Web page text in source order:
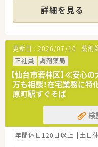
■若いドクターと共
良好な関係性を築き
す。
■年平均5店舗のペー
開によって近隣店舗
す。
【店舗情報と応需状況
■仙台市営地下鉄東西
り、通勤の利便性が
■近隣のクリニックか
1日平均200枚ほど
■薬剤師は常勤3名と
名体制で協力しなが
詳細を見る
更新日： 2026/07/10 薬剤
正社員
調剤薬局
【仙台市若林区】≪安心
万も相談！在宅業務に
原町駅すぐそば
検
年間休日120日以上 土日